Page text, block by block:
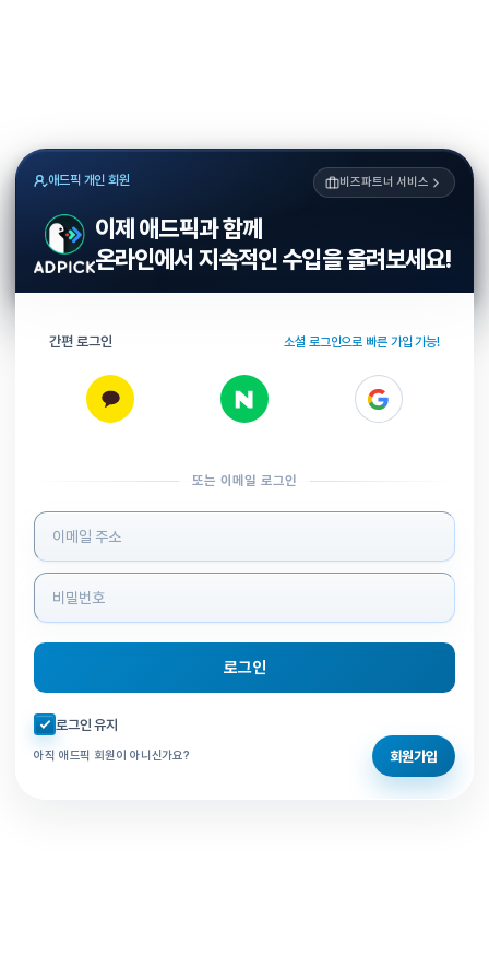
애드픽 개인 회원 비즈파트너 서비스
이제 애드픽과 함께
온라인에서 지속적인 수입을 올려보세요!
간편 로그인 소셜 로그인으로 빠른 가입 가능!
또는 이메일 로그인
로그인 정보 입력
로그인
자동로그인 체크
로그인 유지
아직 애드픽 회원이 아니신가요? 회원가입